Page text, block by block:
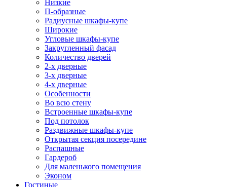
Низкие
П-образные
Радиусные шкафы-купе
Широкие
Угловые шкафы-купе
Закругленный фасад
Количество дверей
2-х дверные
3-х дверные
4-х дверные
Особенности
Во всю стену
Встроенные шкафы-купе
Под потолок
Раздвижные шкафы-купе
Открытая секция посередине
Распашные
Гардероб
Для маленького помещения
Эконом
Гостиные